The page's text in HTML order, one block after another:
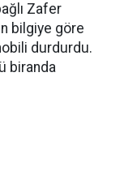
Zafer
bilgiye göre
durdurdu.
biranda